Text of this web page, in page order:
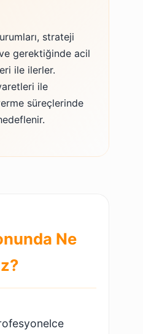
strateji
gerektiğinde acil
ile ilerler.
ile
süreçlerinde
Ne